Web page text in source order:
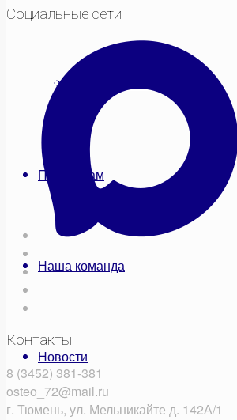
Пациентам
Наша команда
Новости
Социальные сети
Контакты
8 (3452) 381-381
osteo_72@mail.ru
г. Тюмень, ул. Мельникайте д. 142А/1